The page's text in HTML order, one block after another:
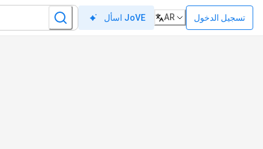
اسأل JoVE AR تسجيل الدخول